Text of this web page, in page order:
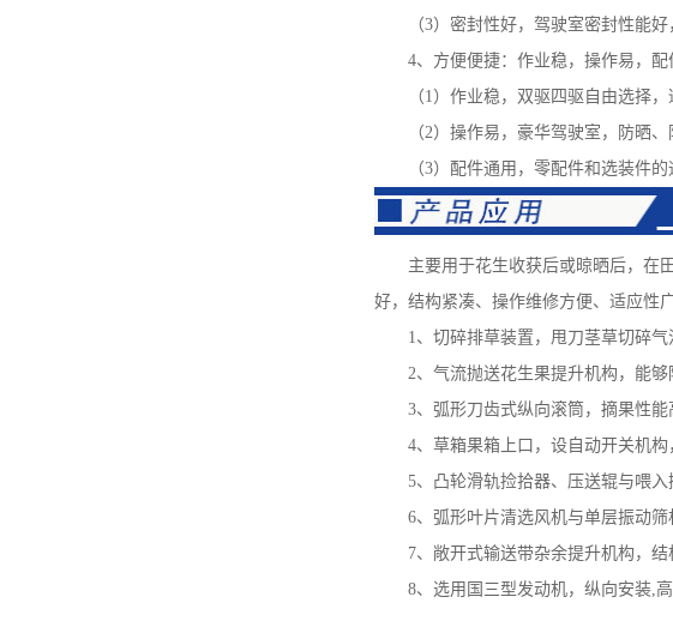
（3）密封性好，驾驶室密封性能好
4、方便便捷：作业稳，操作易，配
（1）作业稳，双驱四驱自由选择，
（2）操作易，豪华驾驶室，防晒、
（3）配件通用，零配件和选装件的
主要用于花生收获后或晾晒后，在田
好，结构紧凑、操作维修方便、适应性
1、切碎排草装置，甩刀茎草切碎气
2、气流抛送花生果提升机构，能够
3、弧形刀齿式纵向滚筒，摘果性能
4、草箱果箱上口，设自动开关机构
5、凸轮滑轨捡拾器、压送辊与喂入
6、弧形叶片清选风机与单层振动筛
7、敞开式输送带杂余提升机构，结
8、选用国三型发动机，纵向安装,高